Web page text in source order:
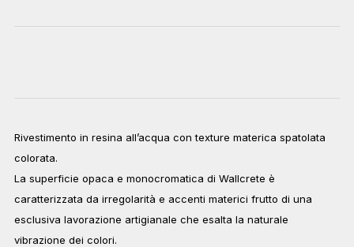
Rivestimento in resina all’acqua con texture materica spatolata
colorata.
La superficie opaca e monocromatica di Wallcrete è
caratterizzata da irregolarità e accenti materici frutto di una
esclusiva lavorazione artigianale che esalta la naturale
vibrazione dei colori.